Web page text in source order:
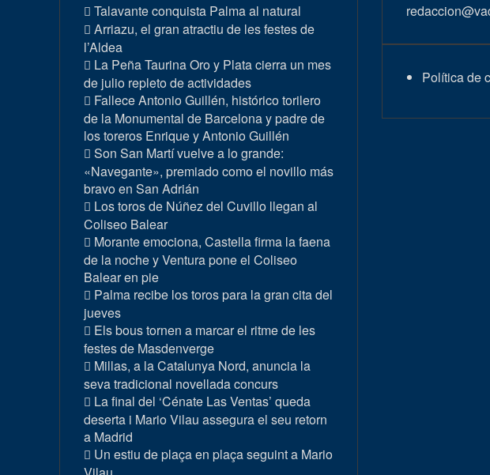
Talavante conquista Palma al natural
Arriazu, el gran atractiu de les festes de
l’Aldea
La Peña Taurina Oro y Plata cierra un mes
de julio repleto de actividades
Fallece Antonio Guillén, histórico torilero
de la Monumental de Barcelona y padre de
los toreros Enrique y Antonio Guillén
Son San Martí vuelve a lo grande:
«Navegante», premiado como el novillo más
bravo en San Adrián
Los toros de Núñez del Cuvillo llegan al
Coliseo Balear
Morante emociona, Castella firma la faena
de la noche y Ventura pone el Coliseo
Balear en pie
Palma recibe los toros para la gran cita del
jueves
Els bous tornen a marcar el ritme de les
festes de Masdenverge
Millas, a la Catalunya Nord, anuncia la
seva tradicional novellada concurs
La final del ‘Cénate Las Ventas’ queda
deserta i Mario Vilau assegura el seu retorn
a Madrid
Un estiu de plaça en plaça seguint a Mario
Política de